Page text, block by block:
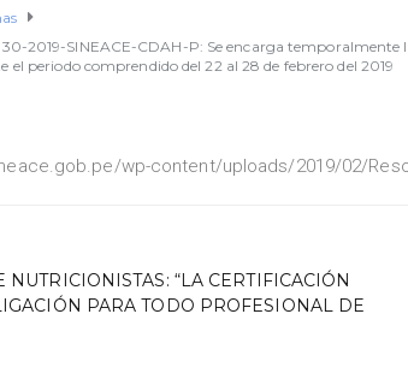
2019-SINEACE-CDAH-P: Se encarga
el periodo comprendido del 22 al 28 de febrero del 2019
wp-content/uploads/2019/02/
NUTRICIONISTAS: “LA CERTIFICACIÓN
PARA TODO PROFESIONAL DE